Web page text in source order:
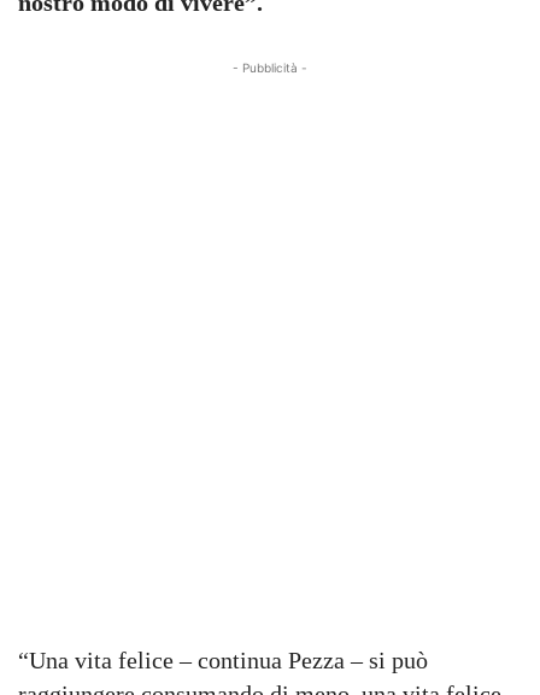
- Pubblicità -
“Una vita felice – continua Pezza – si può